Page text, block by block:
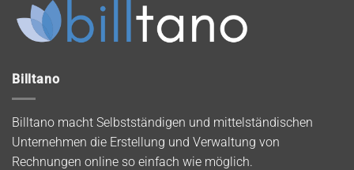
Billtano
Billtano macht Selbstständigen und mittelständischen
Unternehmen die Erstellung und Verwaltung von
Rechnungen online so einfach wie möglich.